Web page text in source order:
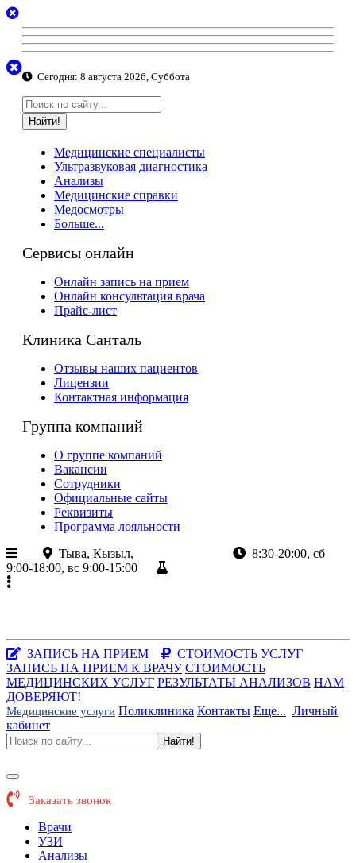
Сегодня: 8 августа 2026, Суббота
Найти!
Медицинские специалисты
Ультразвуковая диагностика
Анализы
Медицинские справки
Медосмотры
Больше...
Сервисы онлайн
Онлайн запись на прием
Онлайн консультация врача
Прайс-лист
Клиника Санталь
Отзывы наших пациентов
Лицензии
Контактная информация
Группа компаний
О группе компаний
Вакансии
Сотрудники
Официальные сайты
Реквизиты
Программа лояльности
Тыва, Кызыл,
8:30-20:00, сб
9:00-18:00, вс 9:00-15:00
ЗАПИСЬ НА ПРИЕМ
СТОИМОСТЬ УСЛУГ
ЗАПИСЬ НА ПРИЕМ К ВРАЧУ СТОИМОСТЬ
МЕДИЦИНСКИХ УСЛУГ РЕЗУЛЬТАТЫ АНАЛИЗОВ НАМ
ДОВЕРЯЮТ!
Медицинские услуги Поликлиника Контакты Еще... Личный
кабинет
Найти!
Заказать звонок
Врачи
УЗИ
Анализы